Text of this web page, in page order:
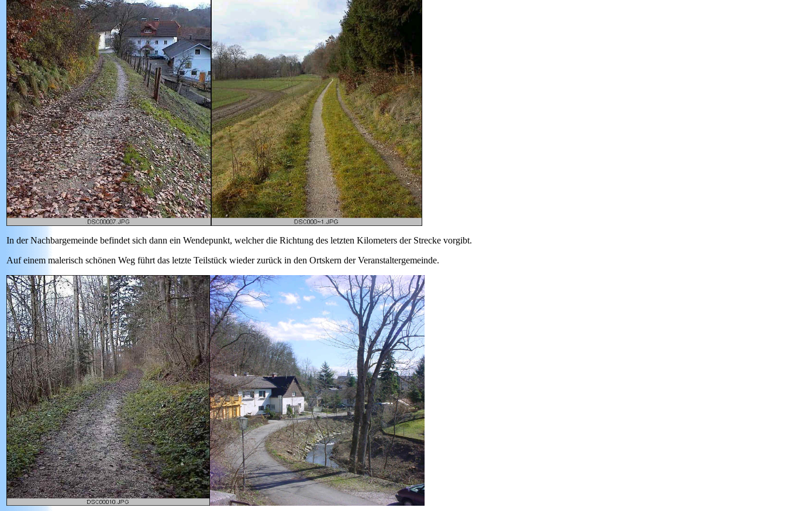
In der Nachbargemeinde befindet sich dann ein Wendepunkt, welcher die Richtung des letzten Kilometers der Strecke vorgibt.
Auf einem malerisch schönen Weg führt das letzte Teilstück wieder zurück in den Ortskern der Veranstaltergemeinde.